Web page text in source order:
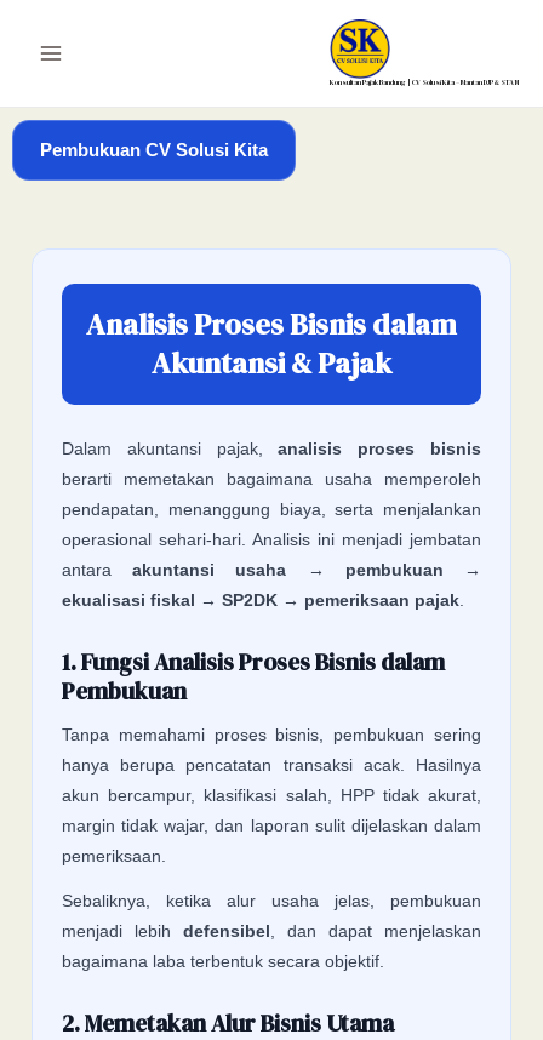
Main
Menu
Konsultan Pajak Bandung | CV Solusi Kita – Mantan DJP & STAN
Pembukuan CV Solusi Kita
Analisis Proses Bisnis dalam
Akuntansi & Pajak
Dalam akuntansi pajak,analisis proses bisnis
berarti memetakan bagaimana usaha memperoleh
pendapatan, menanggung biaya, serta menjalankan
operasional sehari-hari. Analisis ini menjadi jembatan
antaraakuntansi usaha → pembukuan →
ekualisasi fiskal → SP2DK → pemeriksaan pajak
1. Fungsi Analisis Proses Bisnis dalam
Pembukuan
Tanpa memahami proses bisnis, pembukuan sering
hanya berupa pencatatan transaksi acak. Hasilnya
akun bercampur, klasifikasi salah, HPP tidak akurat,
margin tidak wajar, dan laporan sulit dijelaskan dalam
pemeriksaan.
Sebaliknya, ketika alur usaha jelas, pembukuan
menjadi lebih defensibel , dan dapat menjelaskan
bagaimana laba terbentuk secara objektif.
2. Memetakan Alur Bisnis Utama